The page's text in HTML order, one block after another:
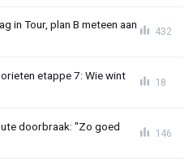
in Tour, plan B meteen aan
432
etappe 7: Wie wint
18
doorbraak: "Zo goed
146